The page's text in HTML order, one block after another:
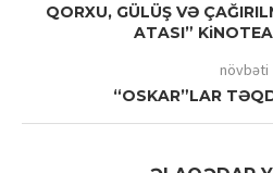
QORXU, GÜLÜŞ VƏ
ATASI”
növbəti
“OSKAR”LAR